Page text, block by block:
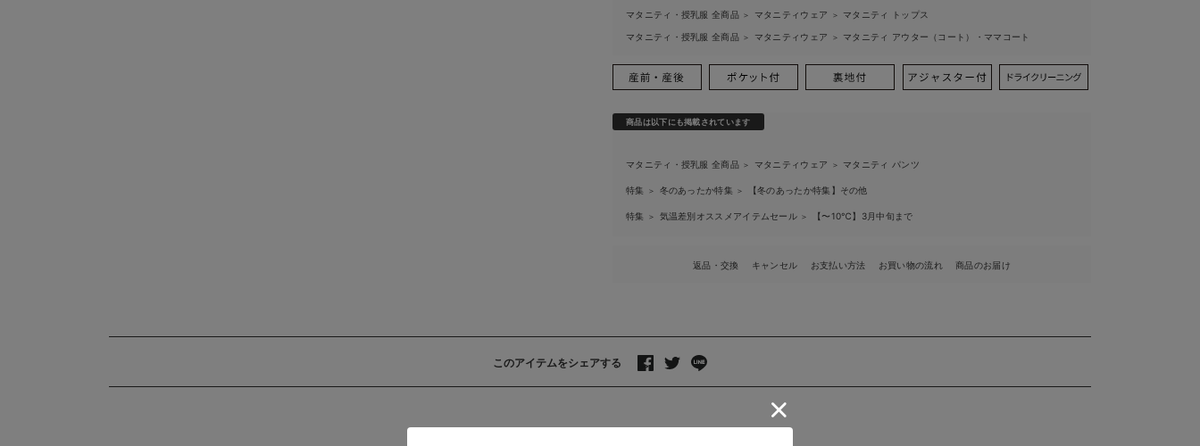
マタニティ・授乳服 全商品 ＞ マタニティウェア ＞ マタニティ トップス
マタニティ・授乳服 全商品 ＞ マタニティウェア ＞ マタニティ アウター（コート）・ママコート
商品は以下にも掲載されています
マタニティ・授乳服 全商品 ＞ マタニティウェア ＞ マタニティ パンツ
特集 ＞ 冬のあったか特集 ＞ 【冬のあったか特集】その他
特集 ＞ 気温差別オススメアイテムセール ＞ 【〜10℃】3月中旬まで
返品・交換 キャンセル お支払い方法 お買い物の流れ 商品のお届け
このアイテムをシェアする >